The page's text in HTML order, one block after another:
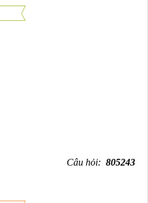
Câu hỏi: 805243